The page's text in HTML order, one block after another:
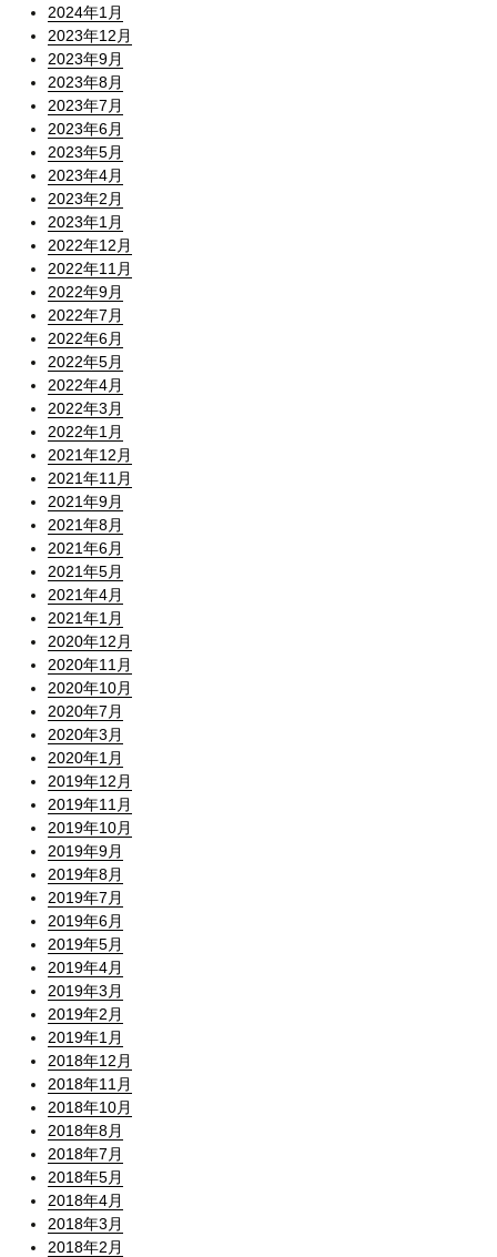
2024年1月
2023年12月
2023年9月
2023年8月
2023年7月
2023年6月
2023年5月
2023年4月
2023年2月
2023年1月
2022年12月
2022年11月
2022年9月
2022年7月
2022年6月
2022年5月
2022年4月
2022年3月
2022年1月
2021年12月
2021年11月
2021年9月
2021年8月
2021年6月
2021年5月
2021年4月
2021年1月
2020年12月
2020年11月
2020年10月
2020年7月
2020年3月
2020年1月
2019年12月
2019年11月
2019年10月
2019年9月
2019年8月
2019年7月
2019年6月
2019年5月
2019年4月
2019年3月
2019年2月
2019年1月
2018年12月
2018年11月
2018年10月
2018年8月
2018年7月
2018年5月
2018年4月
2018年3月
2018年2月